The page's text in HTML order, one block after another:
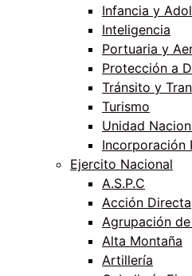
Infancia y
Inteligencia
Portuaria y
Protección a
Tránsito y
Turismo
Unidad
Incorporación
Ejercito Nacional
A.S.P.C
Acción Directa
Agrupación
Alta Montaña
Artillería